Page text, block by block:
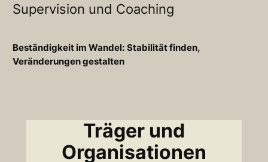
Supervision und Coaching
Beständigkeit im Wandel: Stabilität finden,
Veränderungen gestalten
Träger und
Organisationen